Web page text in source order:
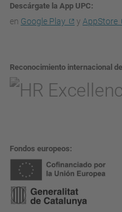
Descárgate la App UPC
en Google Play y AppStore
Reconocimiento internacional
Fondos europeos